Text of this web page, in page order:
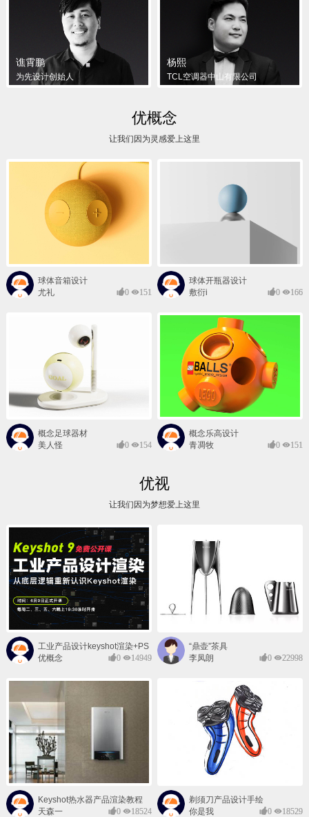
谯霄鹏
为先设计创始人
杨熙
TCL空调器中山有限公司
优概念
让我们因为灵感爱上这里
球体音箱设计
尤礼
0 151
球体开瓶器设计
敷衍i
0 166
概念足球器材
美人怪
0 154
概念乐高设计
青凋牧
0 151
优视
让我们因为梦想爱上这里
工业产品设计keyshot渲染+PS
后期班
优概念 0 14949
“鼎壶”茶具
李凤朗
0 22998
Keyshot热水器产品渲染教程
天森一
0 18524
剃须刀产品设计手绘
你是我
0 18529